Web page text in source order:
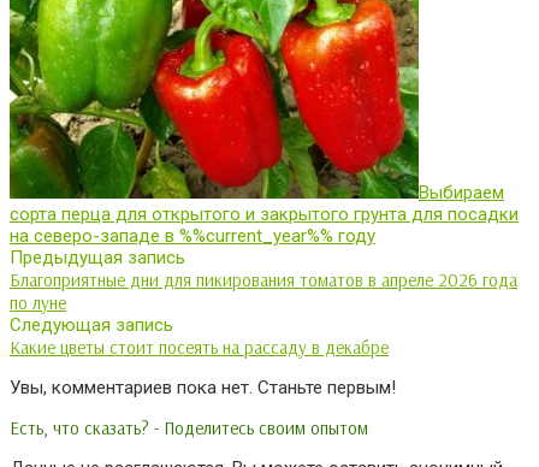
Выбираем
сорта перца для открытого и закрытого грунта для посадки
на северо-западе в %%current_year%% году
Предыдущая запись
Благоприятные дни для пикирования томатов в апреле 2026 года
по луне
Следующая запись
Какие цветы стоит посеять на рассаду в декабре
Увы, комментариев пока нет. Станьте первым!
Есть, что сказать? - Поделитесь своим опытом